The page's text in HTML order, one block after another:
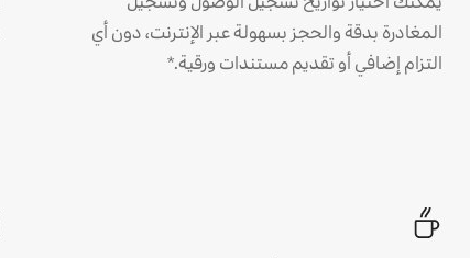
المغادرة بدقة والحجز بسهولة عبر الإنترنت، دون أي
التزام إضافي أو تقديم مستندات ورقية.*